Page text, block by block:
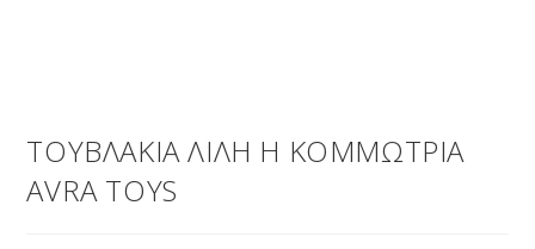
ΤΟΥΒΛΑΚΙΑ ΛΙΛΗ Η ΚΟΜΜΩΤΡΙΑ
AVRA TOYS